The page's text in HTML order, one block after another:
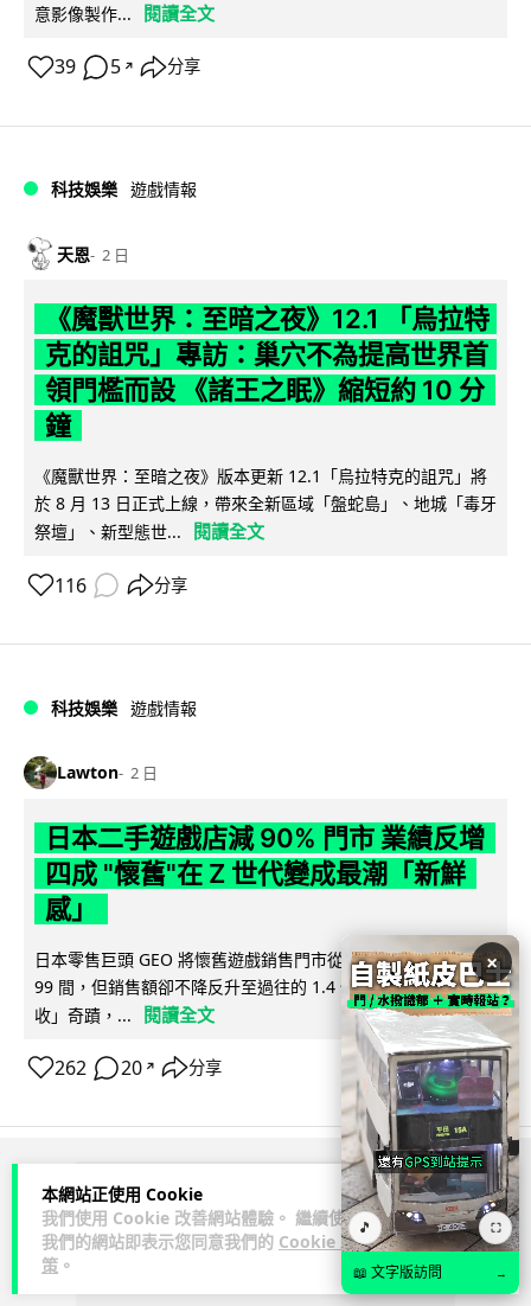
本網站正使用 Cookie
我們使用 Cookie 改善網站體驗。 繼續使用
我們的網站即表示您同意我們的 Cookie 政
策 。
意影像製作...
閱讀全文
39 5 ↗ 分享
科技娛樂 遊戲情報
天恩 2 日
《魔獸世界：至暗之夜》12.1 「烏拉特
克的詛咒」專訪：巢穴不為提高世界首
領門檻而設 《諸王之眠》縮短約 10 分
鐘
《魔獸世界：至暗之夜》版本更新 12.1「烏拉特克的詛咒」將
於 8 月 13 日正式上線，帶來全新區域「盤蛇島」、地城「毒牙
祭壇」、新型態世...
閱讀全文
116 分享
科技娛樂 遊戲情報
Lawton 2 日
日本二手遊戲店減 90% 門市 業績反增
四成 "懷舊"在 Z 世代變成最潮「新鮮
感」
日本零售巨頭 GEO 將懷舊遊戲銷售門市從 1,000 間大幅減至
99 間，但銷售額卻不降反升至過往的 1.4 倍。做到「減店增
收」奇蹟，...
閱讀全文
262 20 ↗ 分享
ADVERTISEMENT
×
🎵 ⛶
📖 文字版訪問 →